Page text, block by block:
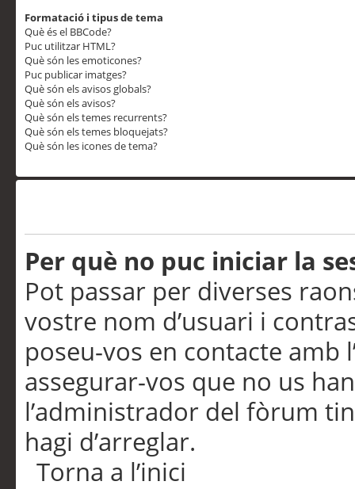
Formatació i tipus de tema
Què és el BBCode?
Puc utilitzar HTML?
Què són les emoticones?
Puc publicar imatges?
Què són els avisos globals?
Què són els avisos?
Què són els temes recurrents?
Què són els temes bloquejats?
Què són les icones de tema?
Per què no puc iniciar la
Pot passar per diverses
vostre nom d’usuari i
poseu-vos en contacte
assegurar-vos que no us
l’administrador del fòrum
hagi d’arreglar.
Torna a l’inici